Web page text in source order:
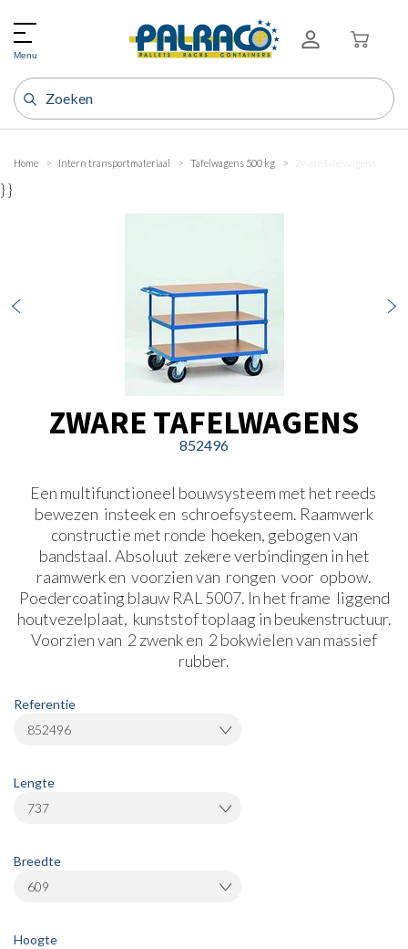
Menu
Home Intern transportmateriaal Tafelwagens 500 kg Zware tafelwagens
} }
ZWARE TAFELWAGENS
852496
Een multifunctioneel bouwsysteem met het reeds
bewezen insteek en schroefsysteem. Raamwerk
constructie met ronde hoeken, gebogen van
bandstaal. Absoluut zekere verbindingen in het
raamwerk en voorzien van rongen voor opbow.
Poedercoating blauw RAL 5007. In het frame liggend
houtvezelplaat, kunststof toplaag in beukenstructuur.
Voorzien van 2 zwenk en 2 bokwielen van massief
rubber.
Referentie
852496
Lengte
737
Breedte
609
Hoogte